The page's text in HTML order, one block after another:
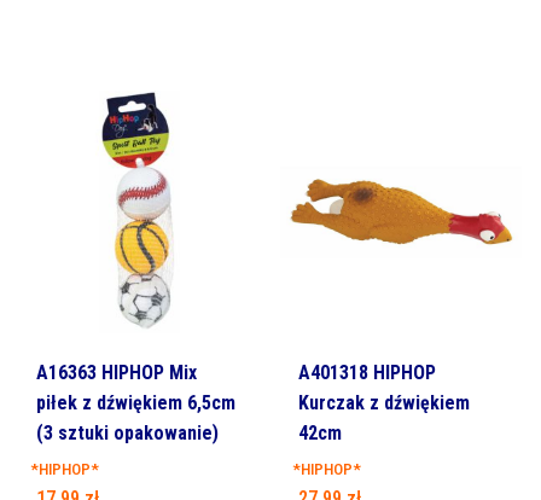
A16363 HIPHOP Mix
piłek z dźwiękiem 6,5cm
(3 sztuki opakowanie)
*HIPHOP*
A401318 HIPHOP
Kurczak z dźwiękiem
42cm
*HIPHOP*